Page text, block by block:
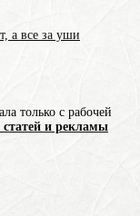
а все за уши
только с рабочей
и рекламы